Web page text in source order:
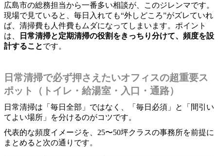
広島市の総務担当から一番多い相談が、このジレンマです。
現場で見ていると、毎日入れても“外しどころ”がズレていれ
ば、清掃費も人件費もムダになってしまいます。ポイント
は、
日常清掃と定期清掃の役割をきっちり分けて、頻度を設
計することです。
日常清掃で必ず押さえたいオフィスの超重要ス
ポット（トイレ・給湯室・入口・通路）
日常清掃は「毎日全部」ではなく、「毎日必須」と「間引い
てよい場所」を分けるのがコツです。
代表的な頻度イメージを、25〜50坪クラスの事務所を前提に
まとめると次の通りです。